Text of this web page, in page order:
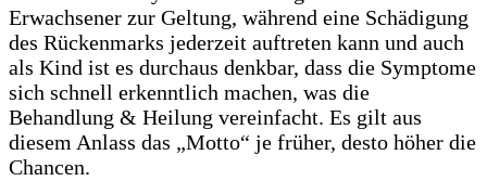
Erwachsener zur Geltung, während eine Schädigung
des Rückenmarks jederzeit auftreten kann und auch
als Kind ist es durchaus denkbar, dass die Symptome
sich schnell erkenntlich machen, was die
Behandlung & Heilung vereinfacht. Es gilt aus
diesem Anlass das „Motto“ je früher, desto höher die
Chancen.